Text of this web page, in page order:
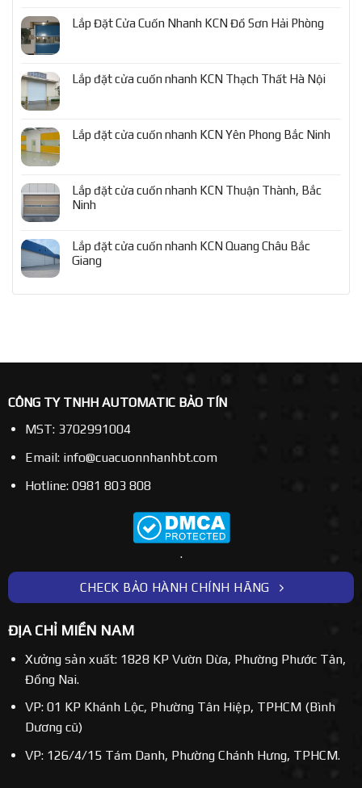
Lắp Đặt Cửa Cuốn Nhanh KCN Đồ Sơn Hải Phòng
Lắp đặt cửa cuốn nhanh KCN Thạch Thất Hà Nội
Lắp đặt cửa cuốn nhanh KCN Yên Phong Bắc Ninh
Lắp đặt cửa cuốn nhanh KCN Thuận Thành, Bắc
Ninh
Lắp đặt cửa cuốn nhanh KCN Quang Châu Bắc
Giang
CÔNG TY TNHH AUTOMATIC BẢO TÍN
MST: 3702991004
Email: info@cuacuonnhanhbt.com
Hotline: 0981 803 808
.
CHECK BẢO HÀNH CHÍNH HÃNG
ĐỊA CHỈ MIỀN NAM
Xưởng sản xuất: 1828 KP Vườn Dừa, Phường Phước Tân,
Đồng Nai.
VP: 01 KP Khánh Lộc, Phường Tân Hiệp, TPHCM (Bình
Dương cũ)
VP: 126/4/15 Tám Danh, Phường Chánh Hưng, TPHCM.